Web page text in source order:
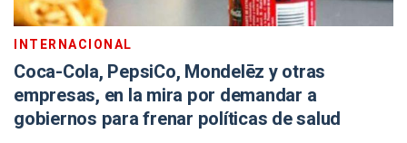
INTERNACIONAL
Coca-Cola, PepsiCo, Mondelēz y otras
empresas, en la mira por demandar a
gobiernos para frenar políticas de salud